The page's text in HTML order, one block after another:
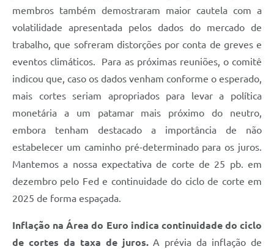
membros também demostraram maior cautela com a
volatilidade apresentada pelos dados do mercado de
trabalho, que sofreram distorções por conta de greves e
eventos climáticos. Para as próximas reuniões, o comitê
indicou que, caso os dados venham conforme o esperado,
mais cortes seriam apropriados para levar a política
monetária a um patamar mais próximo do neutro,
embora tenham destacado a importância de não
estabelecer um caminho pré-determinado para os juros.
Mantemos a nossa expectativa de corte de 25 pb. em
dezembro pelo Fed e continuidade do ciclo de corte em
2025 de forma espaçada.
Inflação na Área do Euro indica continuidade do ciclo
de cortes da taxa de juros.A prévia da inflação de